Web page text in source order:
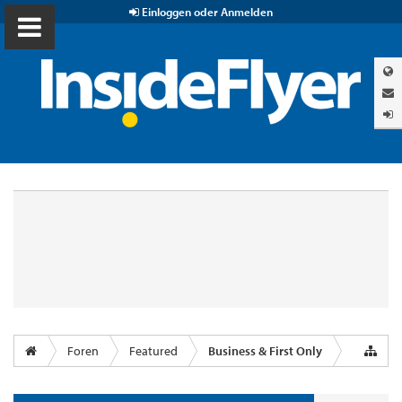
Einloggen oder Anmelden
Foren Featured Business & First Only